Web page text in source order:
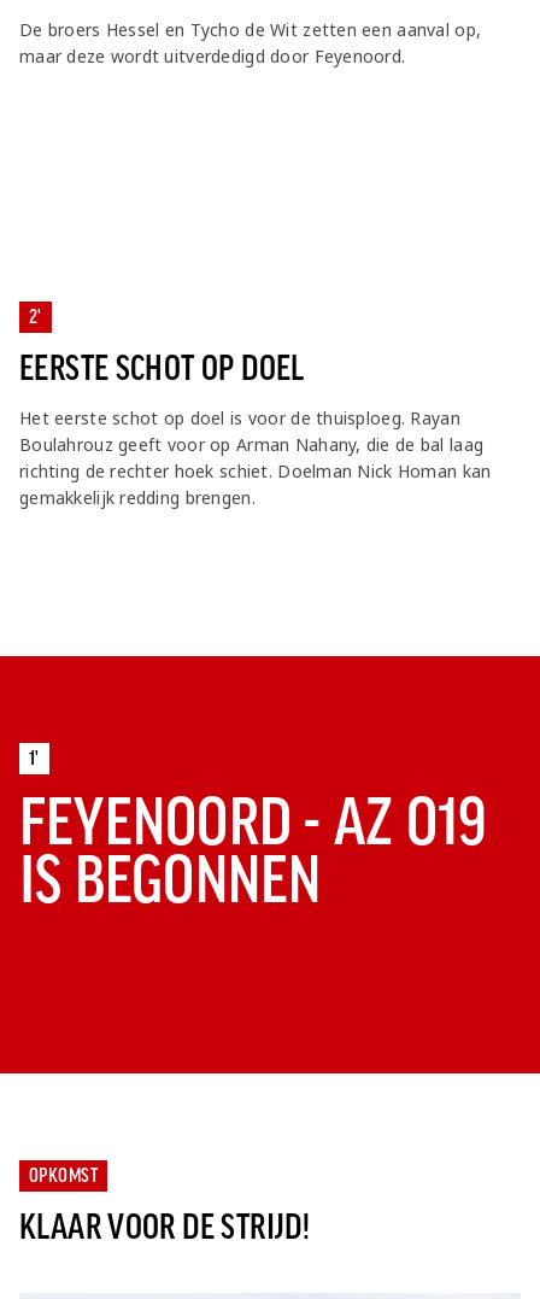
De broers Hessel en Tycho de Wit zetten een aanval op,
maar deze wordt uitverdedigd door Feyenoord.
2'
EERSTE SCHOT OP DOEL
Het eerste schot op doel is voor de thuisploeg. Rayan
Boulahrouz geeft voor op Arman Nahany, die de bal laag
richting de rechter hoek schiet. Doelman Nick Homan kan
gemakkelijk redding brengen.
1'
FEYENOORD - AZ O19
IS BEGONNEN
OPKOMST
KLAAR VOOR DE STRIJD!